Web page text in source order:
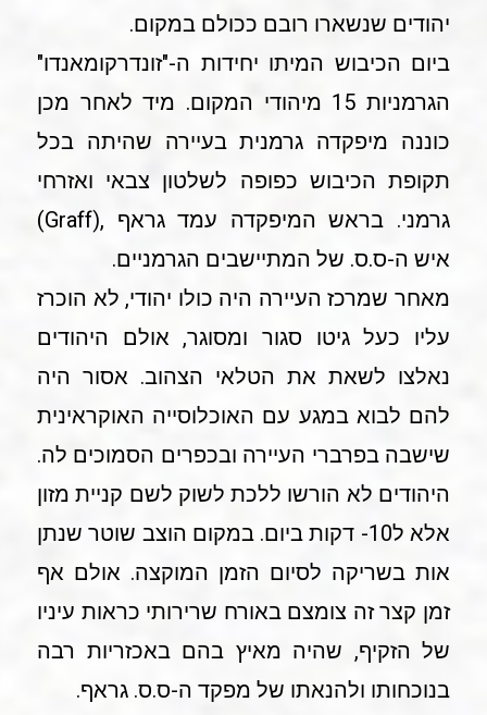
יהודים שנשארו רובם ככולם במקום.
ביום הכיבוש המיתו יחידות ה-"זונדרקומאנדו"
הגרמניות 15 מיהודי המקום. מיד לאחר מכן
כוננה מיפקדה גרמנית בעיירה שהיתה בכל
תקופת הכיבוש כפופה לשלטון צבאי ואזרחי
גרמני. בראש המיפקדה עמד גראף ,(Graff)
איש ה-ס.ס. של המתיישבים הגרמניים.
מאחר שמרכז העיירה היה כולו יהודי, לא הוכרז
עליו כעל גיטו סגור ומסוגר, אולם היהודים
נאלצו לשאת את הטלאי הצהוב. אסור היה
להם לבוא במגע עם האוכלוסייה האוקראינית
שישבה בפרברי העיירה ובכפרים הסמוכים לה.
היהודים לא הורשו ללכת לשוק לשם קניית מזון
אלא ל10- דקות ביום. במקום הוצב שוטר שנתן
אות בשריקה לסיום הזמן המוקצה. אולם אף
זמן קצר זה צומצם באורח שרירותי כראות עיניו
של הזקיף, שהיה מאיץ בהם באכזריות רבה
בנוכחותו ולהנאתו של מפקד ה-ס.ס. גראף.